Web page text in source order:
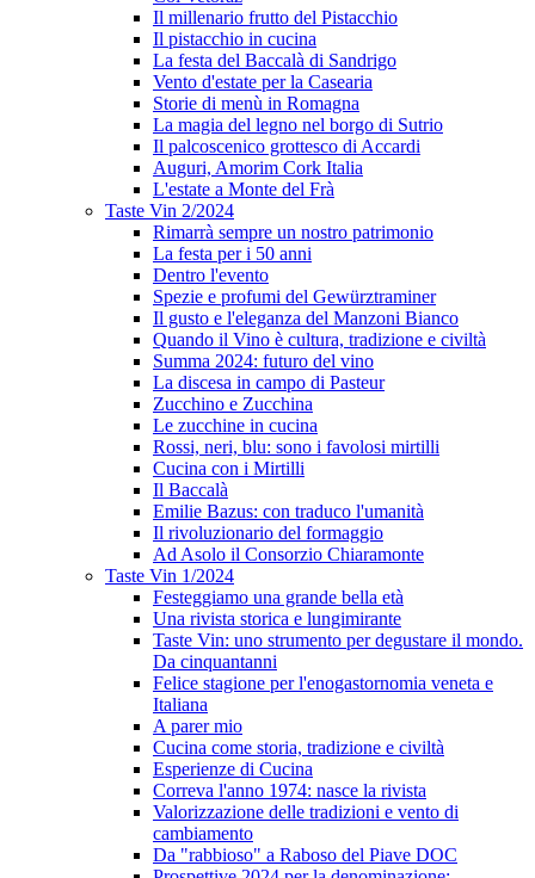
Il millenario frutto del Pistacchio
Il pistacchio in cucina
La festa del Baccalà di Sandrigo
Vento d'estate per la Casearia
Storie di menù in Romagna
La magia del legno nel borgo di Sutrio
Il palcoscenico grottesco di Accardi
Auguri, Amorim Cork Italia
L'estate a Monte del Frà
Taste Vin 2/2024
Rimarrà sempre un nostro patrimonio
La festa per i 50 anni
Dentro l'evento
Spezie e profumi del Gewürztraminer
Il gusto e l'eleganza del Manzoni Bianco
Quando il Vino è cultura, tradizione e civiltà
Summa 2024: futuro del vino
La discesa in campo di Pasteur
Zucchino e Zucchina
Le zucchine in cucina
Rossi, neri, blu: sono i favolosi mirtilli
Cucina con i Mirtilli
Il Baccalà
Emilie Bazus: con traduco l'umanità
Il rivoluzionario del formaggio
Ad Asolo il Consorzio Chiaramonte
Taste Vin 1/2024
Festeggiamo una grande bella età
Una rivista storica e lungimirante
Taste Vin: uno strumento per degustare il mondo.
Da cinquantanni
Felice stagione per l'enogastornomia veneta e
Italiana
A parer mio
Cucina come storia, tradizione e civiltà
Esperienze di Cucina
Correva l'anno 1974: nasce la rivista
Valorizzazione delle tradizioni e vento di
cambiamento
Da "rabbioso" a Raboso del Piave DOC